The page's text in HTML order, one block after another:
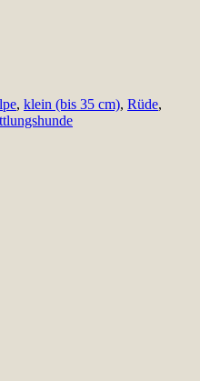
, klein (bis 35 cm), Rüde,